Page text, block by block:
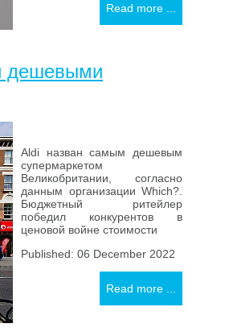
Read more ...
дешевыми
Aldi назван самым дешевым
супермаркетом
Великобритании, согласно
данным организации Which?.
Бюджетный ритейлер
победил конкурентов в
ценовой войне стоимости
Published: 06 December 2022
Read more ...